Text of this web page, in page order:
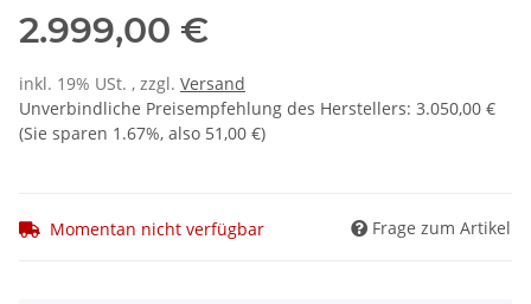
2.999,00 €
inkl. 19% USt. , zzgl. Versand
Unverbindliche Preisempfehlung des Herstellers: 3.050,00 €
(Sie sparen 1.67%, also 51,00 €)
Momentan nicht verfügbar Frage zum Artikel